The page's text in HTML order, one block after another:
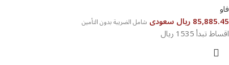
فاو
85,885.45 ريال سعودى شامل الضريبة بدون التأمين
اقساط تبدأ 1535 ريال